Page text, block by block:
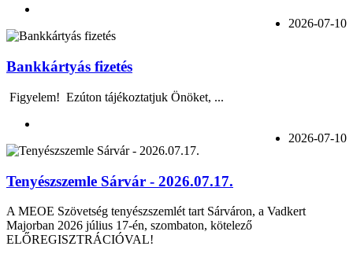
2026-07-10
Bankkártyás fizetés
Figyelem! Ezúton tájékoztatjuk Önöket, ...
2026-07-10
Tenyészszemle Sárvár - 2026.07.17.
A MEOE Szövetség tenyészszemlét tart Sárváron, a Vadkert
Majorban 2026 július 17-én, szombaton, kötelező
ELŐREGISZTRÁCIÓVAL!